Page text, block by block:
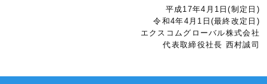
平成17年4月1日(制定日)
令和4年4月1日(最終改定日)
エクスコムグローバル株式会社
代表取締役社長 西村誠司